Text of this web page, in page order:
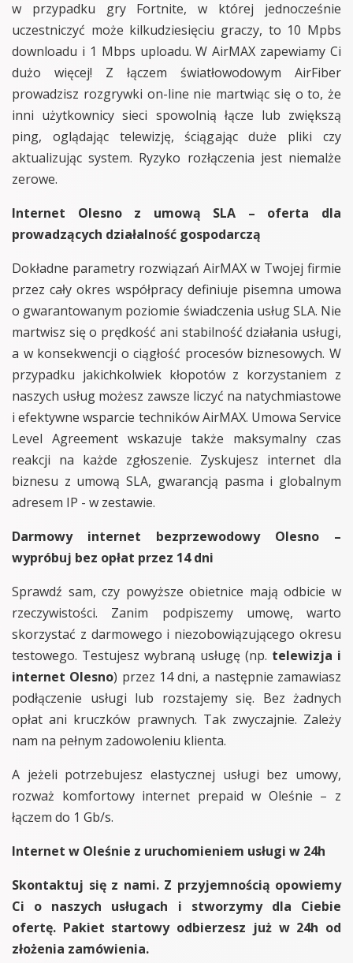
w przypadku gry Fortnite, w której jednocześnie
uczestniczyć może kilkudziesięciu graczy, to 10 Mpbs
downloadu i 1 Mbps uploadu. W AirMAX zapewiamy Ci
dużo więcej! Z łączem światłowodowym AirFiber
prowadzisz rozgrywki on-line nie martwiąc się o to, że
inni użytkownicy sieci spowolnią łącze lub zwiększą
ping, oglądając telewizję, ściągając duże pliki czy
aktualizując system. Ryzyko rozłączenia jest niemalże
zerowe.
Internet Olesno z umową SLA – oferta dla
prowadzących działalność gospodarczą
Dokładne parametry rozwiązań AirMAX w Twojej firmie
przez cały okres współpracy definiuje pisemna umowa
o gwarantowanym poziomie świadczenia usług SLA. Nie
martwisz się o prędkość ani stabilność działania usługi,
a w konsekwencji o ciągłość procesów biznesowych. W
przypadku jakichkolwiek kłopotów z korzystaniem z
naszych usług możesz zawsze liczyć na natychmiastowe
i efektywne wsparcie techników AirMAX. Umowa Service
Level Agreement wskazuje także maksymalny czas
reakcji na każde zgłoszenie. Zyskujesz internet dla
biznesu z umową SLA, gwarancją pasma i globalnym
adresem IP - w zestawie.
Darmowy internet bezprzewodowy Olesno –
wypróbuj bez opłat przez 14 dni
Sprawdź sam, czy powyższe obietnice mają odbicie w
rzeczywistości. Zanim podpiszemy umowę, warto
skorzystać z darmowego i niezobowiązującego okresu
testowego. Testujesz wybraną usługę (np. telewizja i
internet Olesno) przez 14 dni, a następnie zamawiasz
podłączenie usługi lub rozstajemy się. Bez żadnych
opłat ani kruczków prawnych. Tak zwyczajnie. Zależy
nam na pełnym zadowoleniu klienta.
A jeżeli potrzebujesz elastycznej usługi bez umowy,
rozważ komfortowy internet prepaid w Oleśnie – z
łączem do 1 Gb/s.
Internet w Oleśnie z uruchomieniem usługi w 24h
Skontaktuj się z nami. Z przyjemnością opowiemy
Ci o naszych usługach i stworzymy dla Ciebie
ofertę. Pakiet startowy odbierzesz już w 24h od
złożenia zamówienia.